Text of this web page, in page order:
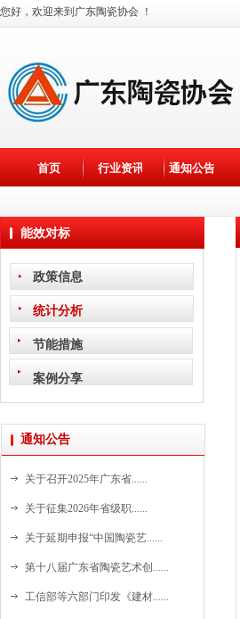
首页 行业资讯 通知公告
您好，欢迎来到广东陶瓷协会 ！
能效对标
政策信息
统计分析
节能措施
案例分享
通知公告
关于召开2025年广东省......
关于征集2026年省级职......
关于延期申报“中国陶瓷艺......
第十八届广东省陶瓷艺术创......
工信部等六部门印发《建材......